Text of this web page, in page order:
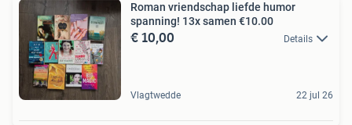
Roman vriendschap liefde humor
spanning! 13x samen €10.00
€ 10,00 Details
Vlagtwedde 22 jul 26